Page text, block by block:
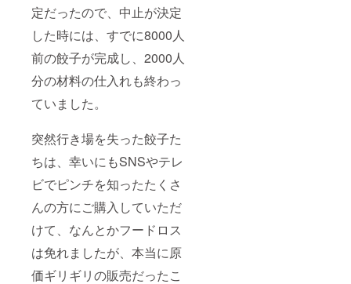
定だったので、中止が決定
した時には、すでに8000人
前の餃子が完成し、2000人
分の材料の仕入れも終わっ
ていました。
突然行き場を失った餃子た
ちは、幸いにもSNSやテレ
ビでピンチを知ったたくさ
んの方にご購入していただ
けて、なんとかフードロス
は免れましたが、本当に原
価ギリギリの販売だったこ